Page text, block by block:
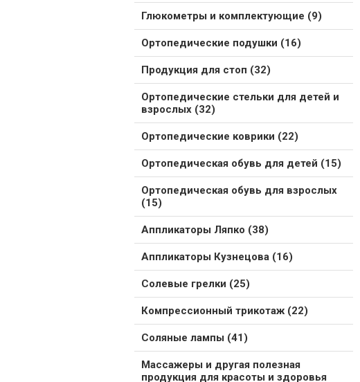
Глюкометры и комплектующие (9)
Ортопедические подушки (16)
Продукция для стоп (32)
Ортопедические стельки для детей и
взрослых (32)
Ортопедические коврики (22)
Ортопедическая обувь для детей (15)
Ортопедическая обувь для взрослых
(15)
Аппликаторы Ляпко (38)
Аппликаторы Кузнецова (16)
Солевые грелки (25)
Компрессионный трикотаж (22)
Соляные лампы (41)
Массажеры и другая полезная
продукция для красоты и здоровья